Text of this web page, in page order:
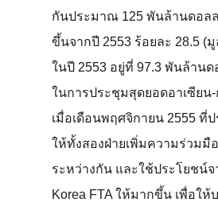
กันประมาณ 125 พันล้านดอล
ขึ้นจากปี 2553 ร้อยละ 28.5 (
ในปี 2553 อยู่ที่ 97.3 พันล้าน
ในการประชุมสุดยอดอาเซียน
เมื่อเดือนพฤศจิกายน 2555 ที่
ให้ทั้งสองฝ่ายเพิ่มความร่วมมื
ระหว่างกัน และใช้ประโยชน์จ
Korea FTA ให้มากขึ้น เพื่อให้